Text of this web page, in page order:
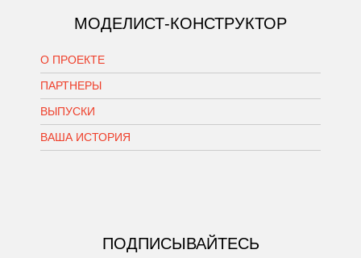
МОДЕЛИСТ-КОНСТРУКТОР
О ПРОЕКТЕ
ПАРТНЕРЫ
ВЫПУСКИ
ВАША ИСТОРИЯ
ПОДПИСЫВАЙТЕСЬ